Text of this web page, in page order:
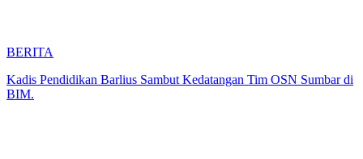
BERITA
Kadis Pendidikan Barlius Sambut Kedatangan Tim OSN Sumbar di
BIM.